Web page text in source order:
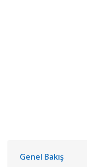
Genel Bakış